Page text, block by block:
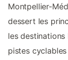
Montpellier-
dessert les
les destinations
pistes